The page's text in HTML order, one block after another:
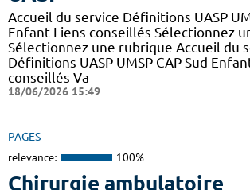
Accueil du service Définitions UASP
Enfant Liens conseillés Sélectionnez
Sélectionnez une rubrique Accueil du
Définitions UASP UMSP CAP Sud
conseillés Va
18/06/2026 15:49
PAGES
relevance: 100%
Chirurgie ambulatoire